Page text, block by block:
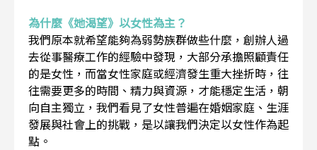
為什麼《她渴望》以女性為主？
我們原本就希望能夠為弱勢族群做些什麼，創辦人過
去從事醫療工作的經驗中發現，大部分承擔照顧責任
的是女性，而當女性家庭或經濟發生重大挫折時，往
往需要更多的時間、精力與資源，才能穩定生活，朝
向自主獨立，我們看見了女性普遍在婚姻家庭、生涯
發展與社會上的挑戰，是以讓我們決定以女性作為起
點。